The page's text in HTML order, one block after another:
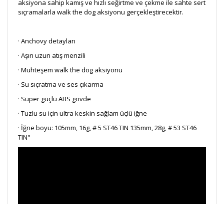
aksiyona sahip kamış ve hızlı seğirtme ve çekme ile sahte sert
sıçramalarla walk the dog aksiyonu gerçekleştirecektir.
· Anchovy detayları
· Aşırı uzun atış menzili
· Muhteşem walk the dog aksiyonu
· Su sıçratma ve ses çıkarma
· Süper güçlü ABS gövde
· Tuzlu su için ultra keskin sağlam üçlü iğne
· İğne boyu: 105mm, 16g, # 5 ST46 TIN 135mm, 28g, # 53 ST46
TIN"